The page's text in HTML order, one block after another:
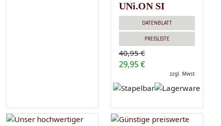
UNi.ON SI
DATENBLATT
PREISLISTE
40,95 €
29,95 €
zzgl. Mwst